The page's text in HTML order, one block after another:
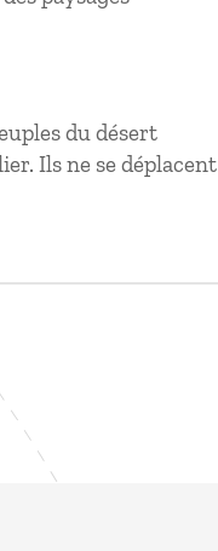
du désert
Ils ne se déplacent